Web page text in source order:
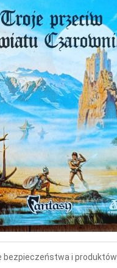
bezpieczeństwa i produktów